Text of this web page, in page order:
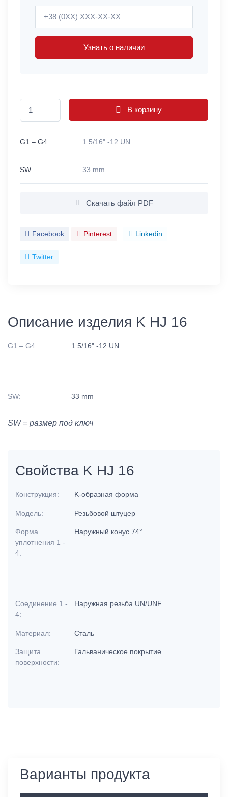
Узнать о наличии
В корзину
G1 – G4 1.5/16" -12 UN
SW 33 mm
Скачать файл PDF
Facebook Pinterest Linkedin
Twitter
Описание изделия K HJ 16
G1 – G4: 1.5/16" -12 UN
SW: 33 mm
SW = размер под ключ
Свойства K HJ 16
Конструкция: K-образная форма
Модель: Резьбовой штуцер
Форма
уплотнения 1 -
4:
Наружный конус 74°
Соединение 1 -
4:
Наружная резьба UN/UNF
Материал: Сталь
Защита
поверхности:
Гальваническое покрытие
Варианты продукта